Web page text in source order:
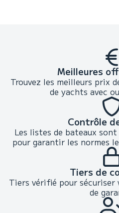
Meilleures
Trouvez les meilleurs prix
de yachts avec
Contrôle
Les listes de bateaux
pour garantir les normes
Tiers de
Tiers vérifié pour sécuriser
de